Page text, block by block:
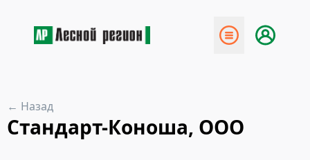
← Назад
Стандарт-Коноша, ООО